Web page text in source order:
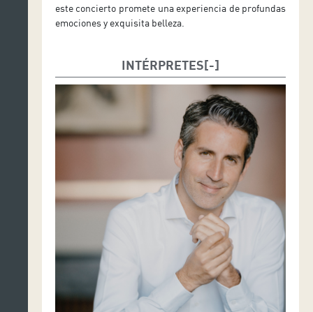
este concierto promete una experiencia de profundas
emociones y exquisita belleza.
INTÉRPRETES